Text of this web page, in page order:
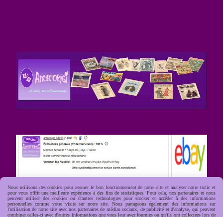
Nous utilisons des cookies pour assurer le bon fonctionnement de notre site et analyser notre trafic et
pour vous offrir une meilleure expérience à des fins de statistiques. Pour cela, nos partenaires et nous
peuvent utiliser des cookies ou d'autres technologies pour stocker et accéder à des informations
personnelles comme votre visite sur notre site. Nous partageons également des informations sur
l'utilisation de notre site avec nos partenaires de médias sociaux, de publicité et d'analyse, qui peuvent
combiner celles-ci avec d'autres informations que vous leur avez fournies ou qu'ils ont collectées lors de